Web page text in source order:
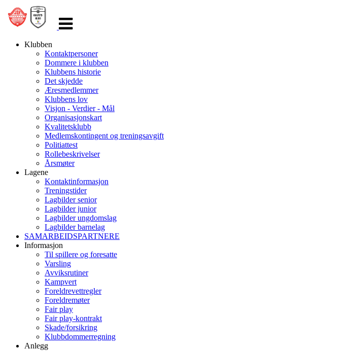
navigasjon
Klubben
Kontaktpersoner
Dommere i klubben
Klubbens historie
Det skjedde
Æresmedlemmer
Klubbens lov
Visjon - Verdier - Mål
Organisasjonskart
Kvalitetsklubb
Medlemskontingent og treningsavgift
Politiattest
Rollebeskrivelser
Årsmøter
Lagene
Kontaktinformasjon
Treningstider
Lagbilder senior
Lagbilder junior
Lagbilder ungdomslag
Lagbilder barnelag
SAMARBEIDSPARTNERE
Informasjon
Til spillere og foresatte
Varsling
Avviksrutiner
Kampvert
Foreldrevettregler
Foreldremøter
Fair play
Fair play-kontrakt
Skade/forsikring
Klubbdommerregning
Anlegg